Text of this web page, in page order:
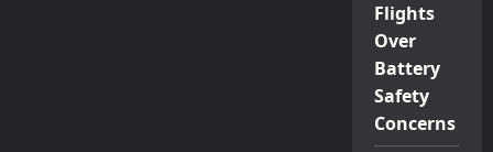
Flights
Over
Battery
Safety
Concerns